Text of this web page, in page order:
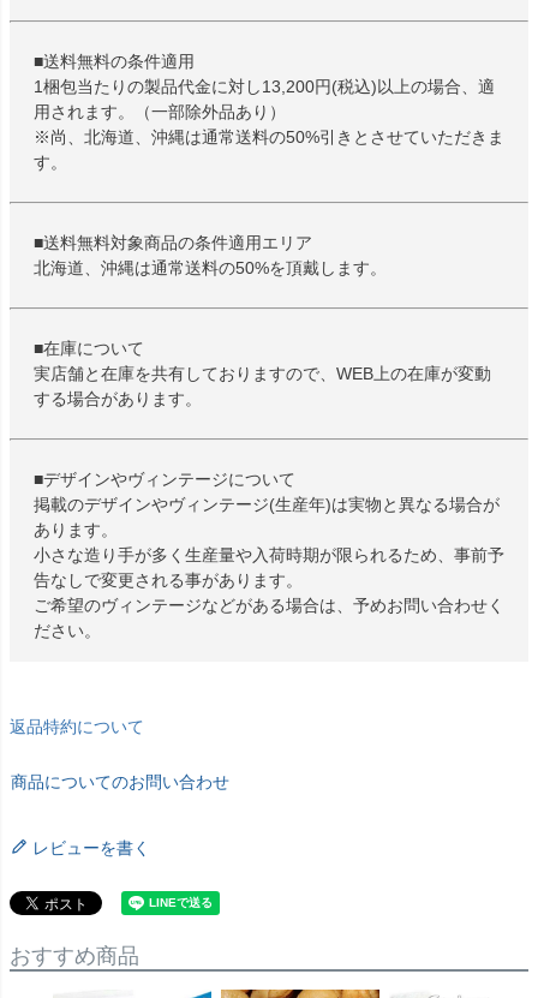
■送料無料の条件適用
1梱包当たりの製品代金に対し13,200円(税込)以上の場合、適
用されます。（一部除外品あり）
※尚、北海道、沖縄は通常送料の50%引きとさせていただきま
す。
■送料無料対象商品の条件適用エリア
北海道、沖縄は通常送料の50%を頂戴します。
■在庫について
実店舗と在庫を共有しておりますので、WEB上の在庫が変動
する場合があります。
■デザインやヴィンテージについて
掲載のデザインやヴィンテージ(生産年)は実物と異なる場合が
あります。
小さな造り手が多く生産量や入荷時期が限られるため、事前予
告なしで変更される事があります。
ご希望のヴィンテージなどがある場合は、予めお問い合わせく
ださい。
返品特約について
商品についてのお問い合わせ
レビューを書く
おすすめ商品